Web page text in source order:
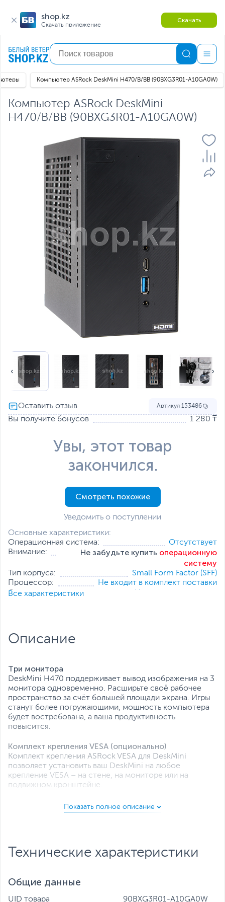
shop.kz
Скачать приложение
Скачать
Компьютер ASRock DeskMini H470/B/BB (90BXG3R01-A10GA0W)
Компьютер ASRock DeskMini
H470/B/BB (90BXG3R01-A10GA0W)
Основные характеристики:
Операционная система:
Отсутствует
Внимание:
Не забудьте купить операционную
систему
Тип корпуса:
Small Form Factor (SFF)
Процессор:
Не входит в комплект поставки
Оперативная
Все характеристики
Все характеристики
Артикул 153486
Вы получите бонусов 1 280 ₸
Увы, этот товар
закончился.
Смотреть похожие
Уведомить о поступлении
Описание
Три монитора
DeskMini H470 поддерживает вывод изображения на 3
монитора одновременно. Расширьте своё рабочее
пространство за счёт большей площади экрана. Игры
станут более погружающими, мощность компьютера
будет востребована, а ваша продуктивность
повысится.
Комплект крепления VESA (опционально)
Комплект крепления ASRock VESA для DeskMini
позволяет установить ваш DeskMini на любое
крепление VESA – на стене, на мониторе или на
подвижном кронштейне.
Комплект M.2 Wi-Fi (опционально)
Комплект ASRock M.2 Wi-Fi состоит из модуля Intel AC-
Технические характеристики
Общие данные
UID товара 90BXG3R01-A10GA0W